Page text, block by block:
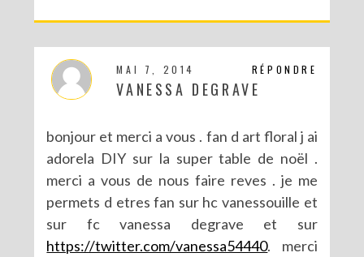
RÉPONDRE
MAI 7, 2014
VANESSA DEGRAVE
bonjour et merci a vous . fan d art floral j ai
adorela DIY sur la super table de noël .
merci a vous de nous faire reves . je me
permets d etres fan sur hc vanessouille et
sur fc vanessa degrave et sur
https://twitter.com/vanessa54440. merci